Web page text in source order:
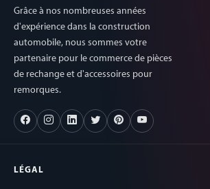
Grâce à nos nombreuses années
d'expérience dans la construction
automobile, nous sommes votre
partenaire pour le commerce de pièces
de rechange et d'accessoires pour
remorques.
LÉGAL